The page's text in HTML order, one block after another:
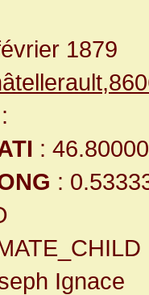
1879
:
:
:
Ignace